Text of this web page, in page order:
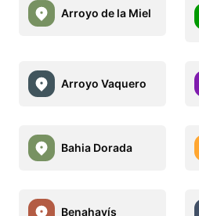
Arroyo de la Miel
Arroyo Vaquero
Bahia Dorada
Benahavís